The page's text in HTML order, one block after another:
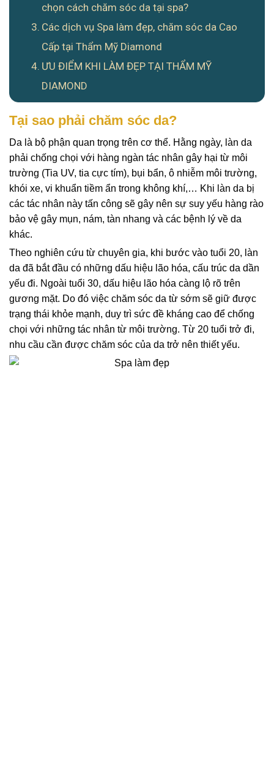
chọn cách chăm sóc da tại spa?
Các dịch vụ Spa làm đẹp, chăm sóc da Cao
Cấp tại Thẩm Mỹ Diamond
ƯU ĐIỂM KHI LÀM ĐẸP TẠI THẨM MỸ
DIAMOND
Tại sao phải chăm sóc da?
Da là bộ phận quan trọng trên cơ thể. Hằng ngày, làn da
phải chống chọi với hàng ngàn tác nhân gây hại từ môi
trường (Tia UV, tia cực tím), bụi bẩn, ô nhiễm môi trường,
khói xe, vi khuẩn tiềm ẩn trong không khí,… Khi làn da bị
các tác nhân này tấn công sẽ gây nên sự suy yếu hàng rào
bảo vệ gây mụn, nám, tàn nhang và các bệnh lý về da
khác.
Theo nghiên cứu từ chuyên gia, khi bước vào tuổi 20, làn
da đã bắt đầu có những dấu hiệu lão hóa, cấu trúc da dần
yếu đi. Ngoài tuổi 30, dấu hiệu lão hóa càng lộ rõ trên
gương mặt. Do đó việc chăm sóc da từ sớm sẽ giữ được
trạng thái khỏe mạnh, duy trì sức đề kháng cao để chống
chọi với những tác nhân từ môi trường. Từ 20 tuổi trở đi,
nhu cầu cần được chăm sóc của da trở nên thiết yếu.